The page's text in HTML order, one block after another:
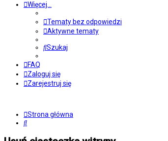
Więcej…
Tematy bez odpowiedzi
Aktywne tematy
Szukaj
FAQ
Zaloguj się
Zarejestruj się
Strona główna
Szukaj